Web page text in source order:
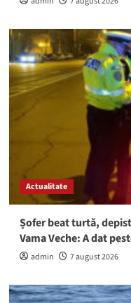
Actualitate
Șofer beat turtă,
Vama Veche: A dat
admin 7 august 2026